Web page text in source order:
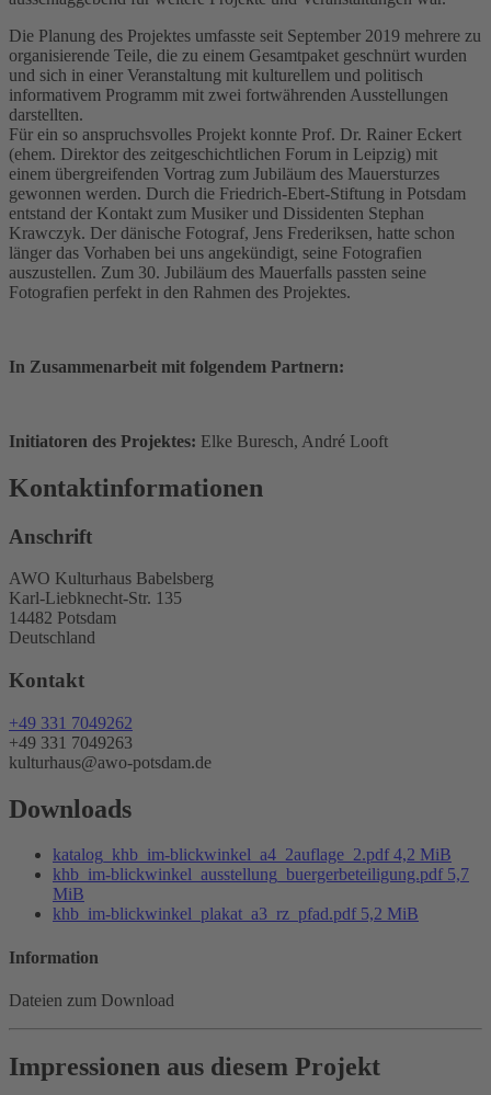
Die Planung des Projektes umfasste seit September 2019 mehrere zu
organisierende Teile, die zu einem Gesamtpaket geschnürt wurden
und sich in einer Veranstaltung mit kulturellem und politisch
informativem Programm mit zwei fortwährenden Ausstellungen
darstellten.
Für ein so anspruchsvolles Projekt konnte Prof. Dr. Rainer Eckert
(ehem. Direktor des zeitgeschichtlichen Forum in Leipzig) mit
einem übergreifenden Vortrag zum Jubiläum des Mauersturzes
gewonnen werden. Durch die Friedrich-Ebert-Stiftung in Potsdam
entstand der Kontakt zum Musiker und Dissidenten Stephan
Krawczyk. Der dänische Fotograf, Jens Frederiksen, hatte schon
länger das Vorhaben bei uns angekündigt, seine Fotografien
auszustellen. Zum 30. Jubiläum des Mauerfalls passten seine
Fotografien perfekt in den Rahmen des Projektes.
In Zusammenarbeit mit folgendem Partnern:
Initiatoren des Projektes: Elke Buresch, André Looft
Kontaktinformationen
Anschrift
AWO Kulturhaus Babelsberg
Karl-Liebknecht-Str. 135
14482 Potsdam
Deutschland
Kontakt
+49 331 7049262
+49 331 7049263
kulturhaus@awo-potsdam.de
Downloads
katalog_khb_im-blickwinkel_a4_2auflage_2.pdf 4,2 MiB
khb_im-blickwinkel_ausstellung_buergerbeteiligung.pdf 5,7
MiB
khb_im-blickwinkel_plakat_a3_rz_pfad.pdf 5,2 MiB
Information
Dateien zum Download
Impressionen aus diesem Projekt